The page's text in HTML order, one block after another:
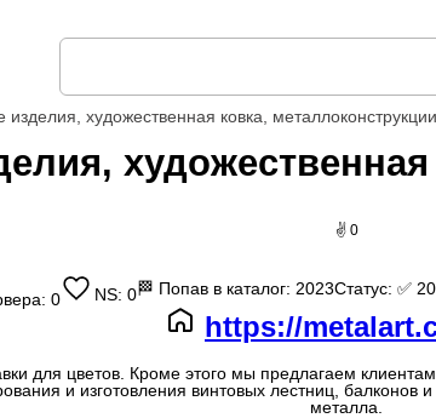
изделия, художественная ковка, металлоконструкции
✌ 0
0 NS: 0🏁 Попав в каталог: 2023Статус: ✅
https://
для цветов. Кроме этого мы предлагаем
и изготовления винтовых лестниц,
металла.